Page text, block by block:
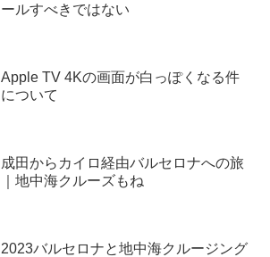
ールすべきではない
Apple TV 4Kの画面が白っぽくなる件
について
成田からカイロ経由バルセロナへの旅
｜地中海クルーズもね
2023バルセロナと地中海クルージング